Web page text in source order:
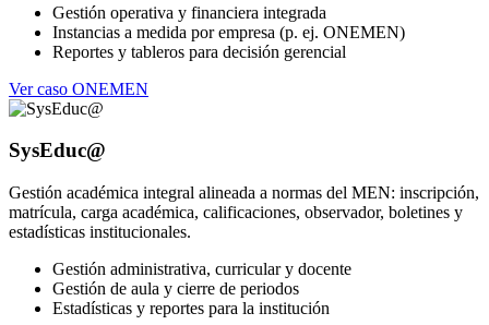
Gestión operativa y financiera integrada
Instancias a medida por empresa (p. ej. ONEMEN)
Reportes y tableros para decisión gerencial
Ver caso ONEMEN
SysEduc@
Gestión académica integral alineada a normas del MEN: inscripción,
matrícula, carga académica, calificaciones, observador, boletines y
estadísticas institucionales.
Gestión administrativa, curricular y docente
Gestión de aula y cierre de periodos
Estadísticas y reportes para la institución